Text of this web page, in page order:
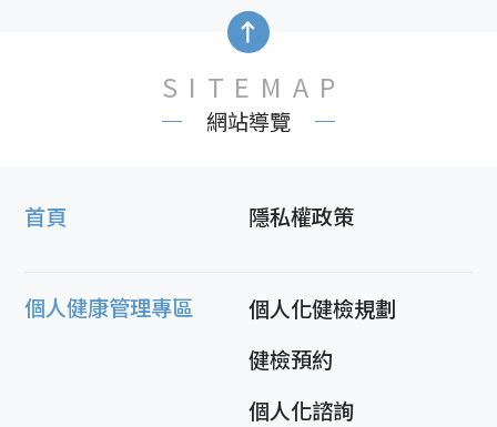
SITEMAP
網站導覽
首頁 隱私權政策
個人健康管理專區
個人化健檢規劃
健檢預約
個人化諮詢